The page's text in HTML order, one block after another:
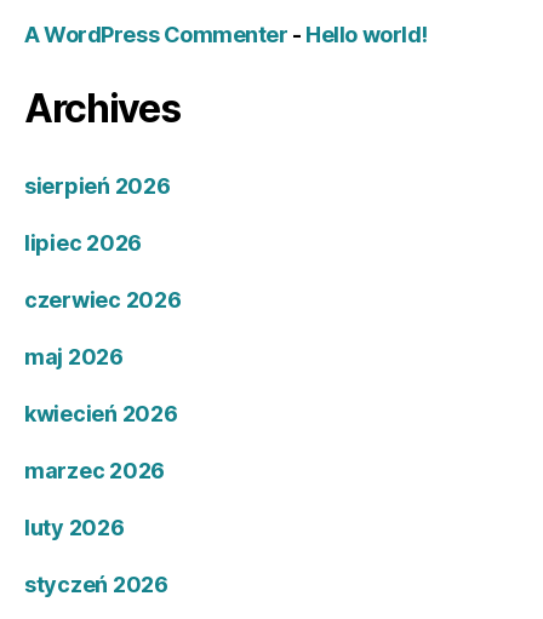
A WordPress Commenter - Hello world!
Archives
sierpień 2026
lipiec 2026
czerwiec 2026
maj 2026
kwiecień 2026
marzec 2026
luty 2026
styczeń 2026